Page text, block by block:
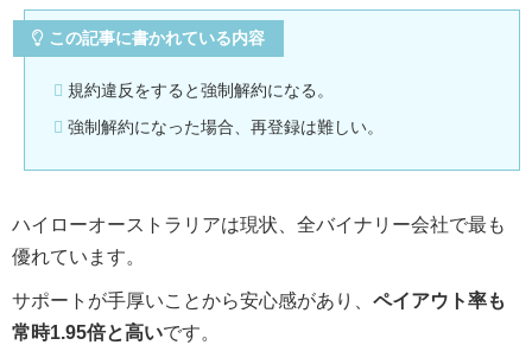
この記事に書かれている内容
規約違反をすると強制解約になる。
強制解約になった場合、再登録は難しい。
ハイローオーストラリアは現状、全バイナリー会社で最も
優れています。
サポートが手厚いことから安心感があり、 ペイアウト率も
常時1.95倍と高いです。